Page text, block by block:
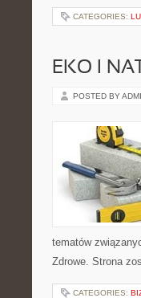
CATEGORIES:
EKO I
POSTED BY
tematów
Zdrowe. Strona
CATEGORIES: